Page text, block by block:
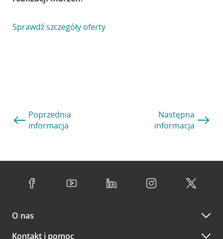
Sprawdź szczegóły oferty
Poprzednia
informacja
Następna
informacja
O nas
Kontakt i pomoc